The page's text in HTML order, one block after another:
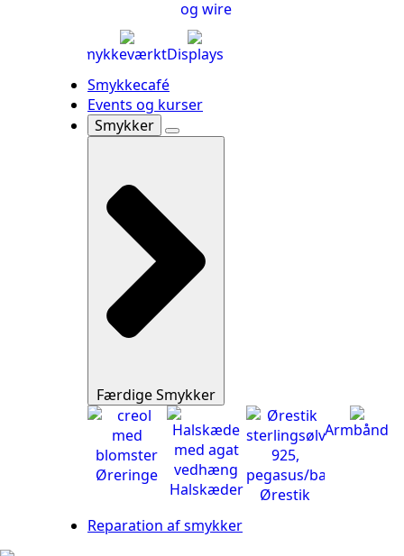
og wire
SmykkeværktøjDisplays
Smykkecafé
Events og kurser
Smykker
Færdige Smykker
Øreringe
Halskæder Ørestik
Armbånd
Reparation af smykker